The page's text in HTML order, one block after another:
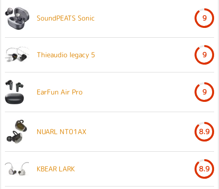
SoundPEATS Sonic 9
Thieaudio legacy 5 9
EarFun Air Pro 9
NUARL NT01AX 8.9
KBEAR LARK 8.9